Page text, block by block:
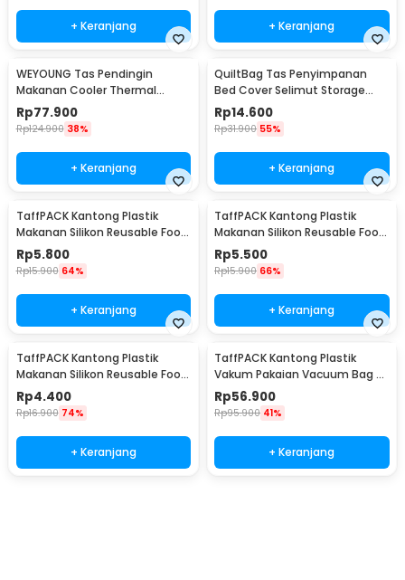
+ Keranjang + Keranjang
WEYOUNG Tas Pendingin
Makanan Cooler Thermal
Insulated Bag 18L - M40
Rp77.900
Rp124.900 38%
+ Keranjang
QuiltBag Tas Penyimpanan
Bed Cover Selimut Storage
Bag Organizer 1 PCS - MT6
Rp14.600
Rp31.900 55%
+ Keranjang
TaffPACK Kantong Plastik
Makanan Silikon Reusable Food
Bag Ziplock Size L - PK-15
Rp5.800
Rp15.900 64%
+ Keranjang
TaffPACK Kantong Plastik
Makanan Silikon Reusable Food
Bag Ziplock Size M - PK-15
Rp5.500
Rp15.900 66%
+ Keranjang
TaffPACK Kantong Plastik
Makanan Silikon Reusable Food
Bag Ziplock Size S - PK-15
Rp4.400
Rp16.900 74%
+ Keranjang
TaffPACK Kantong Plastik
Vakum Pakaian Vacuum Bag 8
PCS with Hand Pump - SN1000
Rp56.900
Rp95.900 41%
+ Keranjang